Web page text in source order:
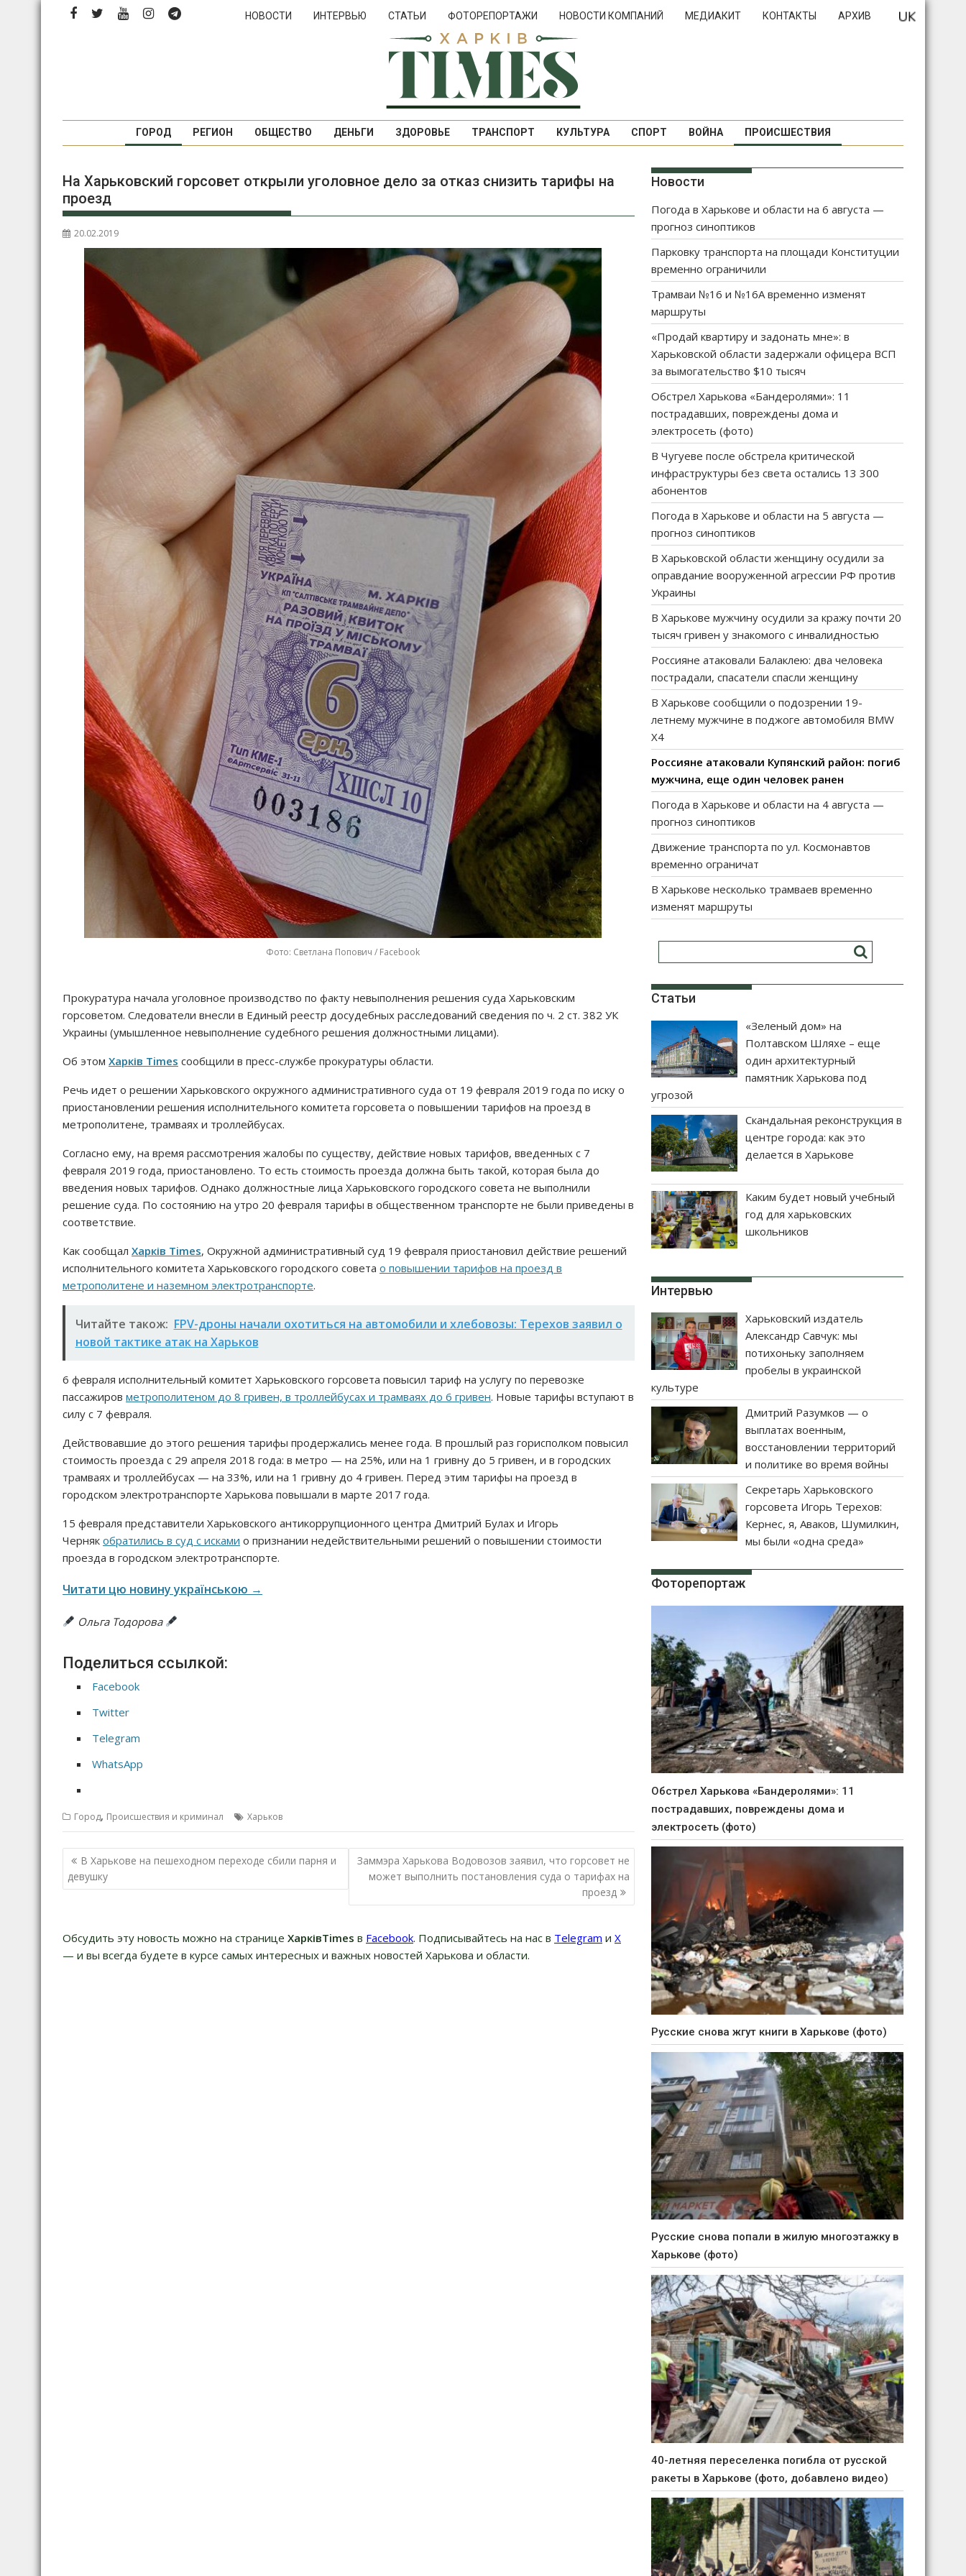
НОВОСТИ ИНТЕРВЬЮ СТАТЬИ ФОТОРЕПОРТАЖИ НОВОСТИ КОМПАНИЙ МЕДИАКИТ КОНТАКТЫ АРХИВ
ГОРОД РЕГИОН ОБЩЕСТВО ДЕНЬГИ ЗДОРОВЬЕ ТРАНСПОРТ КУЛЬТУРА СПОРТ ВОЙНА ПРОИСШЕСТВИЯ
На Харьковский горсовет открыли уголовное дело за отказ снизить тарифы на
проезд
20.02.2019
Фото: Светлана Попович / Facebook
Прокуратура начала уголовное производство по факту невыполнения решения суда Харьковским
горсоветом. Следователи внесли в Единый реестр досудебных расследований сведения по ч. 2 ст. 382 УК
Украины (умышленное невыполнение судебного решения должностными лицами).
Об этом Харків Times сообщили в пресс-службе прокуратуры области.
Речь идет о решении Харьковского окружного административного суда от 19 февраля 2019 года по иску о
приостановлении решения исполнительного комитета горсовета о повышении тарифов на проезд в
метрополитене, трамваях и троллейбусах.
Согласно ему, на время рассмотрения жалобы по существу, действие новых тарифов, введенных с 7
февраля 2019 года, приостановлено. То есть стоимость проезда должна быть такой, которая была до
введения новых тарифов. Однако должностные лица Харьковского городского совета не выполнили
решение суда. По состоянию на утро 20 февраля тарифы в общественном транспорте не были приведены в
соответствие.
Как сообщал Харків Times, Окружной административный суд 19 февраля приостановил действие решений
исполнительного комитета Харьковского городского совета о повышении тарифов на проезд в
метрополитене и наземном электротранспорте.
Читайте також: FPV-дроны начали охотиться на автомобили и хлебовозы: Терехов заявил о
новой тактике атак на Харьков
6 февраля исполнительный комитет Харьковского горсовета повысил тариф на услугу по перевозке
пассажиров метрополитеном до 8 гривен, в троллейбусах и трамваях до 6 гривен. Новые тарифы вступают в
силу с 7 февраля.
Действовавшие до этого решения тарифы продержались менее года. В прошлый раз горисполком повысил
стоимость проезда с 29 апреля 2018 года: в метро — на 25%, или на 1 гривну до 5 гривен, и в городских
трамваях и троллейбусах — на 33%, или на 1 гривну до 4 гривен. Перед этим тарифы на проезд в
городском электротранспорте Харькова повышали в марте 2017 года.
15 февраля представители Харьковского антикоррупционного центра Дмитрий Булах и Игорь
Черняк обратились в суд с исками о признании недействительными решений о повышении стоимости
проезда в городском электротранспорте.
Читати цю новину українською →
Ольга Тодорова
Поделиться ссылкой:
Facebook
Twitter
Telegram
WhatsApp
Город, Происшествия и криминал Харьков
Н
а
г
а
В Харькове на пешеходном переходе сбили парня и
девушку
Заммэра Харькова Водовозов заявил, что горсовет не
может выполнить постановления суда о тарифах на
проезд
Обсудить эту новость можно на странице ХарківTimes в Facebook. Подписывайтесь на нас в Telegram и Х
— и вы всегда будете в курсе самых интересных и важных новостей Харькова и области.
Новости
Погода в Харькове и области на 6 августа —
прогноз синоптиков
Парковку транспорта на площади Конституции
временно ограничили
Трамваи №16 и №16А временно изменят
маршруты
«Продай квартиру и задонать мне»: в
Харьковской области задержали офицера ВСП
за вымогательство $10 тысяч
Обстрел Харькова «Бандеролями»: 11
пострадавших, повреждены дома и
электросеть (фото)
В Чугуеве после обстрела критической
инфраструктуры без света остались 13 300
абонентов
Погода в Харькове и области на 5 августа —
прогноз синоптиков
В Харьковской области женщину осудили за
оправдание вооруженной агрессии РФ против
Украины
В Харькове мужчину осудили за кражу почти 20
тысяч гривен у знакомого с инвалидностью
Россияне атаковали Балаклею: два человека
пострадали, спасатели спасли женщину
В Харькове сообщили о подозрении 19-
летнему мужчине в поджоге автомобиля BMW
X4
Россияне атаковали Купянский район: погиб
мужчина, еще один человек ранен
Погода в Харькове и области на 4 августа —
прогноз синоптиков
Движение транспорта по ул. Космонавтов
временно ограничат
В Харькове несколько трамваев временно
изменят маршруты
Статьи
«Зеленый дом» на
Полтавском Шляхе – еще
один архитектурный
памятник Харькова под
угрозой
Скандальная реконструкция в
центре города: как это
делается в Харькове
Каким будет новый учебный
год для харьковских
школьников
Интервью
Харьковский издатель
Александр Савчук: мы
потихоньку заполняем
пробелы в украинской
культуре
Дмитрий Разумков — о
выплатах военным,
восстановлении территорий
и политике во время войны
Секретарь Харьковского
горсовета Игорь Терехов:
Кернес, я, Аваков, Шумилкин,
мы были «одна среда»
Фоторепортаж
Обстрел Харькова «Бандеролями»: 11
пострадавших, повреждены дома и
электросеть (фото)
Русские снова жгут книги в Харькове (фото)
Русские снова попали в жилую многоэтажку в
Харькове (фото)
40-летняя переселенка погибла от русской
ракеты в Харькове (фото, добавлено видео)